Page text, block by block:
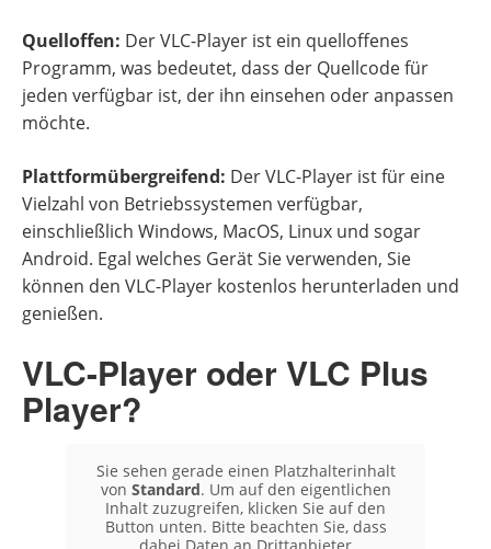
Quelloffen: Der VLC-Player ist ein quelloffenes
Programm, was bedeutet, dass der Quellcode für
jeden verfügbar ist, der ihn einsehen oder anpassen
möchte.
Plattformübergreifend: Der VLC-Player ist für eine
Vielzahl von Betriebssystemen verfügbar,
einschließlich Windows, MacOS, Linux und sogar
Android. Egal welches Gerät Sie verwenden, Sie
können den VLC-Player kostenlos herunterladen und
genießen.
VLC-Player oder VLC Plus
Player?
Sie sehen gerade einen Platzhalterinhalt
von Standard. Um auf den eigentlichen
Inhalt zuzugreifen, klicken Sie auf den
Button unten. Bitte beachten Sie, dass